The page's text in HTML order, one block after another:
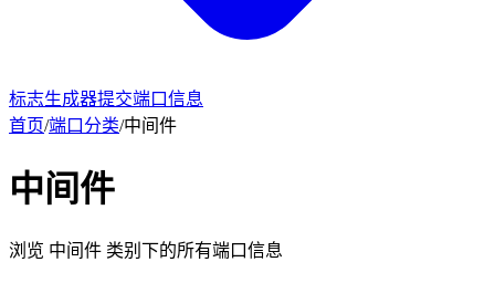
标志生成器提交端口信息
首页/端口分类/中间件
中间件
浏览 中间件 类别下的所有端口信息